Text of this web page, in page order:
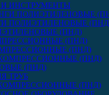
ИНСТРУМЕНТЫ
ПОЛИЭТИЛЕНОВЫЕ
(ПНД)
(ПНД)
(ПНД)
(ПНД)
(ПНД)
ТРУБ
(ПНД)